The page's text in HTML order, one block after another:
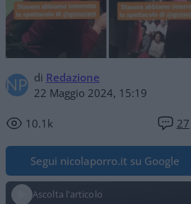
di Redazione
22 Maggio 2024, 15:19
10.1k 27
Segui nicolaporro.it su Google
Ascolta l'articolo